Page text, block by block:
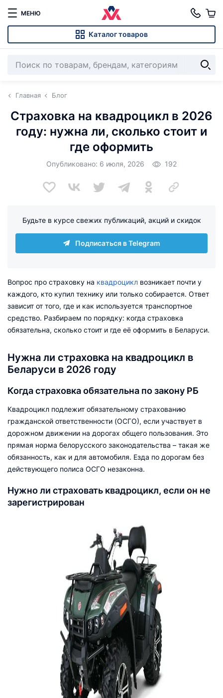
МЕНЮ
Каталог товаров
Главная Блог
Страховка на квадроцикл в 2026
году: нужна ли, сколько стоит и
где оформить
Опубликовано: 6 июля, 2026 192
Будьте в курсе свежих публикаций, акций и скидок
Подписаться в Telegram
Вопрос про страховку на квадроцикл возникает почти у
каждого, кто купил технику или только собирается. Ответ
зависит от того, где и как используется транспортное
средство. Разбираем по порядку: когда страховка
обязательна, сколько стоит и где её оформить в Беларуси.
Нужна ли страховка на квадроцикл в
Беларуси в 2026 году
Когда страховка обязательна по закону РБ
Квадроцикл подлежит обязательному страхованию
гражданской ответственности (ОСГО), если участвует в
дорожном движении на дорогах общего пользования. Это
прямая норма белорусского законодательства – такая же
обязанность, как и для автомобиля. Езда по дорогам без
действующего полиса ОСГО незаконна.
Нужно ли страховать квадроцикл, если он не
зарегистрирован